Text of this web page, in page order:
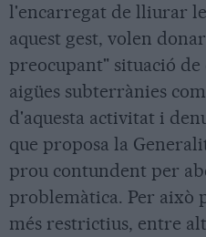
l'encarregat de lliurar
aquest gest, volen
preocupant" situació
aigües subterrànies
d'aquesta activitat i
que proposa la
prou contundent per
problemàtica. Per això
més restrictius, entre